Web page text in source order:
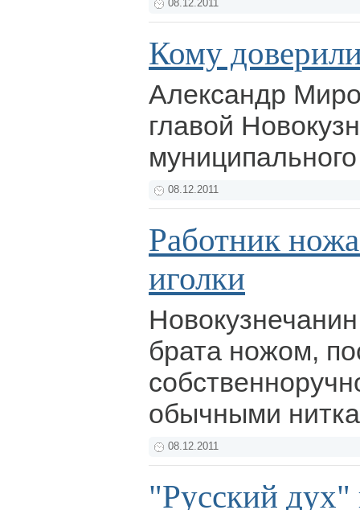
08.12.2011
Кому
Александр
главой
08.12.2011
Работник
иголки
брата ножом,
обычными
08.12.2011
"Русский дух"